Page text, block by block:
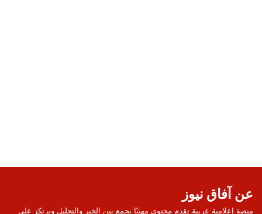
عن آفاق نيوز
منصة إعلامية عربية تقدم محتوى مهنيًا يجمع بين الخبر والتحليل ويرتكز على